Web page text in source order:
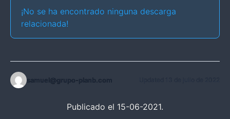
¡No se ha encontrado ninguna descarga
relacionada!
samuel@grupo-planb.com
Publicado el 15-06-2021.